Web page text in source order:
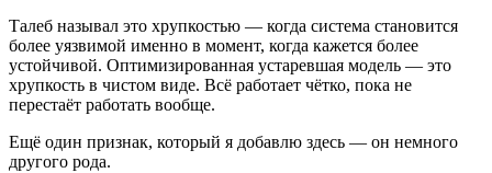
Талеб называл это хрупкостью — когда система становится
более уязвимой именно в момент, когда кажется более
устойчивой. Оптимизированная устаревшая модель — это
хрупкость в чистом виде. Всё работает чётко, пока не
перестаёт работать вообще.
Ещё один признак, который я добавлю здесь — он немного
другого рода.